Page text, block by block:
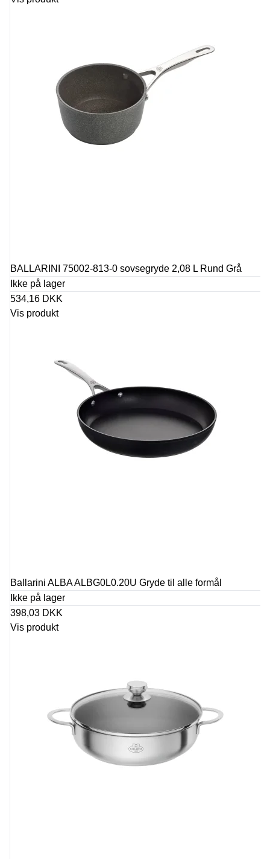
BALLARINI 75002-813-0 sovsegryde 2,08 L Rund Grå
Ikke på lager
534,16 DKK
Vis produkt
Ballarini ALBA ALBG0L0.20U Gryde til alle formål
Ikke på lager
398,03 DKK
Vis produkt